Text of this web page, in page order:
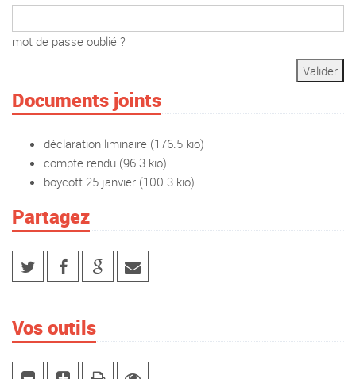
mot de passe oublié ?
Documents joints
déclaration liminaire (176.5 kio)
compte rendu (96.3 kio)
boycott 25 janvier (100.3 kio)
Partagez
Vos outils